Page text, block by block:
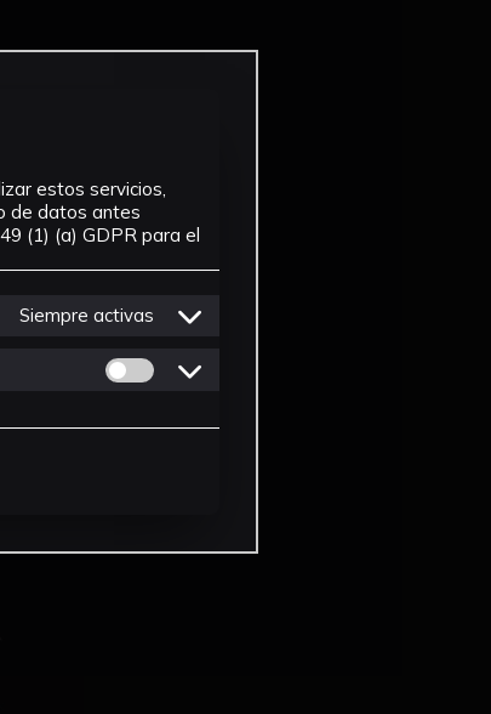
estos servicios,
de datos antes
(1) (a) GDPR para el
Siempre activas
Permitir cookies de Personalizacion